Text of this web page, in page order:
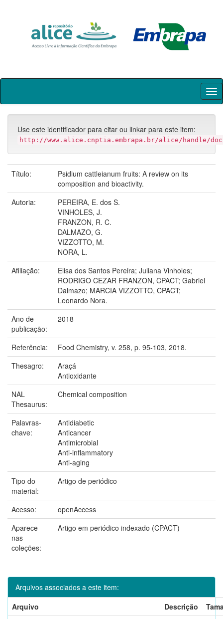
Skip
Use este identificador para citar ou linkar para este item:
http://www.alice.cnptia.embrapa.br/alice/handle/doc/
Título:
Psidium cattleianum fruits: A review on its
composition and bioactivity.
Autoria:
PEREIRA, E. dos S.
VINHOLES, J.
FRANZON, R. C.
DALMAZO, G.
VIZZOTTO, M.
NORA, L.
Afiliação:
Elisa dos Santos Pereira; Juliana Vinholes;
RODRIGO CEZAR FRANZON, CPACT; Gabriel
Dalmazo; MARCIA VIZZOTTO, CPACT;
Leonardo Nora.
Ano de
publicação:
2018
Referência:
Food Chemistry, v. 258, p. 95-103, 2018.
Thesagro:
Araçá
Antioxidante
NAL
Thesaurus:
Chemical composition
Palavras-
chave:
Antidiabetic
Anticancer
Antimicrobial
Anti-inflammatory
Anti-aging
Tipo do
material:
Artigo de periódico
Acesso:
openAccess
Aparece
nas
coleções:
Artigo em periódico indexado (CPACT)
Arquivos associados a este item:
Arquivo
Descrição